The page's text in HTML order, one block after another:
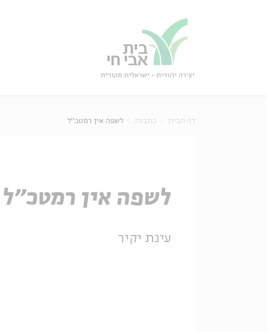
דף הבית כתבות לשפה אין רמטכ"ל
לשפה אין רמטכ"ל
עינת יקיר